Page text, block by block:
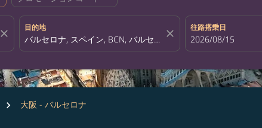
close
目的地
close
往路搭乗日
fc-booking-
2026/08/15
大阪 - バルセロナ